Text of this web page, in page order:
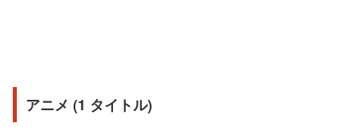
アニメ (1 タイトル)